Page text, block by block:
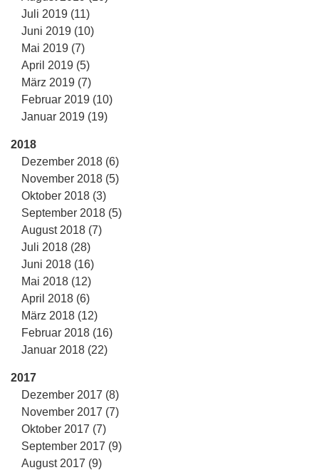
Juli 2019 (11)
Juni 2019 (10)
Mai 2019 (7)
April 2019 (5)
März 2019 (7)
Februar 2019 (10)
Januar 2019 (19)
2018
Dezember 2018 (6)
November 2018 (5)
Oktober 2018 (3)
September 2018 (5)
August 2018 (7)
Juli 2018 (28)
Juni 2018 (16)
Mai 2018 (12)
April 2018 (6)
März 2018 (12)
Februar 2018 (16)
Januar 2018 (22)
2017
Dezember 2017 (8)
November 2017 (7)
Oktober 2017 (7)
September 2017 (9)
August 2017 (9)